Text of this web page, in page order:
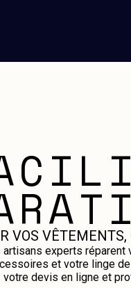
VOS
artisans experts
et votre linge
votre devis en ligne et